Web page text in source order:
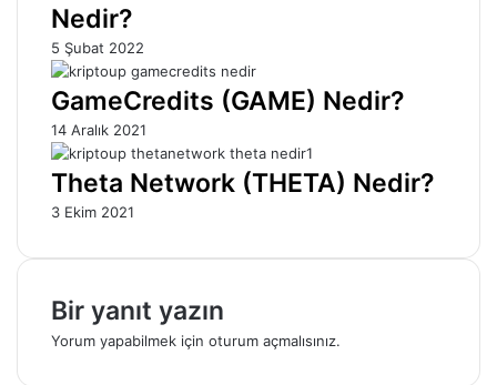
Nedir?
5 Şubat 2022
GameCredits (GAME) Nedir?
14 Aralık 2021
Theta Network (THETA) Nedir?
3 Ekim 2021
Bir yanıt yazın
Yorum yapabilmek için oturum açmalısınız.